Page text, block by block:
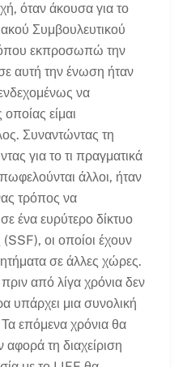
όταν άκουσα για το
Συμβουλευτικού
εκπροσωπώ την
αυτή την ένωση ήταν
να
είμαι
Συναντώντας τη
για το τι πραγματικά
άλλοι, ήταν
τρόπος να
ένα ευρύτερο δίκτυο
οι οποίοι έχουν
σε άλλες χώρες.
από λίγα χρόνια δεν
υπάρχει μια συνολική
επόμενα χρόνια θα
αφορά τη διαχείριση